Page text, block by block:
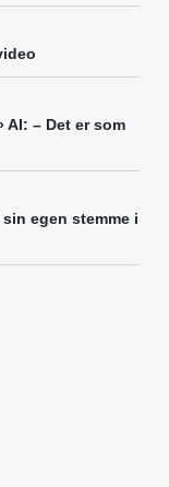
AI: – Det er som
egen stemme i